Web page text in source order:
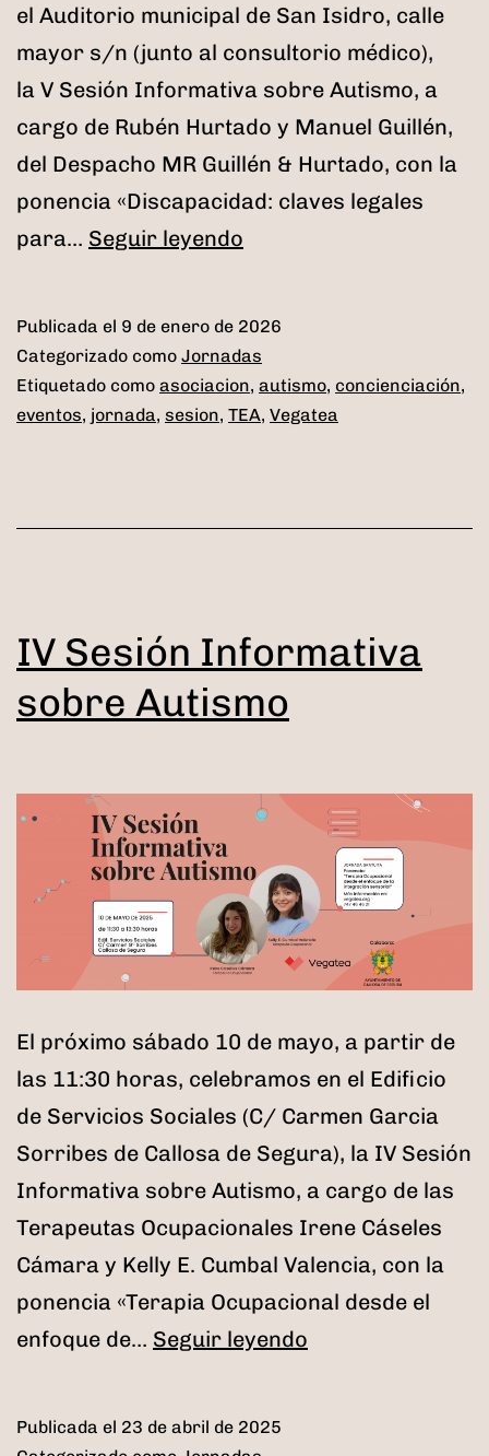
el Auditorio municipal de San Isidro, calle
mayor s/n (junto al consultorio médico),
la V Sesión Informativa sobre Autismo, a
cargo de Rubén Hurtado y Manuel Guillén,
del Despacho MR Guillén & Hurtado, con la
ponencia «Discapacidad: claves legales
para… Seguir leyendo
sobre
Autismo
Publicada el 9 de enero de 2026
Categorizado como Jornadas
Etiquetado como asociacion, autismo, concienciación,
eventos, jornada, sesion, TEA, Vegatea
IV Sesión Informativa
sobre Autismo
El próximo sábado 10 de mayo, a partir de
las 11:30 horas, celebramos en el Edificio
de Servicios Sociales (C/ Carmen Garcia
Sorribes de Callosa de Segura), la IV Sesión
Informativa sobre Autismo, a cargo de las
Terapeutas Ocupacionales Irene Cáseles
Cámara y Kelly E. Cumbal Valencia, con la
ponencia «Terapia Ocupacional desde el
enfoque de… Seguir leyendo
Publicada el 23 de abril de 2025